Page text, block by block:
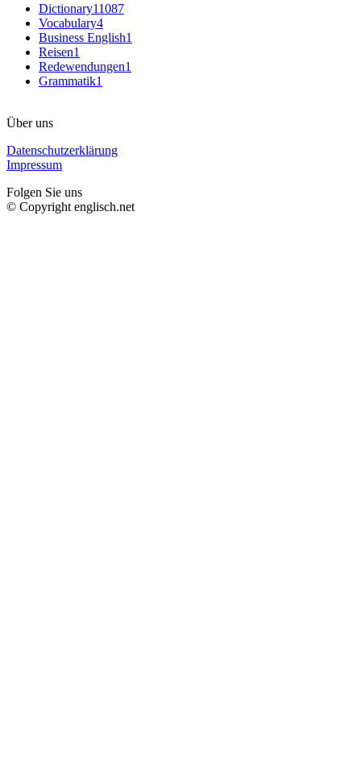
Dictionary11087
Vocabulary4
Business English1
Reisen1
Redewendungen1
Grammatik1
Über uns
Datenschutzerklärung
Impressum
Folgen Sie uns
© Copyright englisch.net